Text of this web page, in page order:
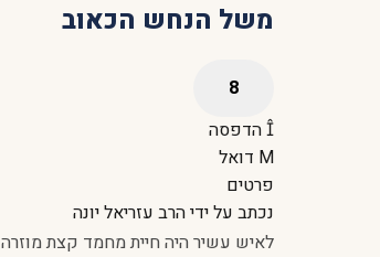
משל הנחש הכאוב
הדפסה
דואל
פרטים
נכתב על ידיהרב עזריאל יונה
לאיש עשיר היה חיית מחמד קצת